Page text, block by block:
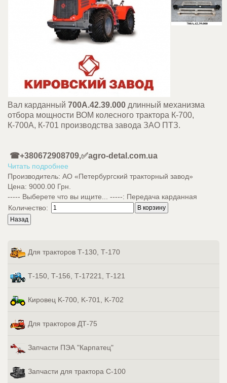
Вал карданный 700А.42.39.000 длинный механизма
отбора мощности ВОМ колесного трактора К-700,
К-700А, К-701 производства завода ЗАО ПТЗ.
☎+380672908709,✅agro-detal.com.ua
Читать подробнее
Производитель: АО «Петербургский тракторный завод»
Цена: 9000.00 Грн.
----- Выберете что вы ищите... -----: Передача карданная
Количество:
Для тракторов Т-130, Т-170
Т-150, Т-156, Т-17221, Т-121
Кировец K-700, K-701, K-702
Для тракторов ДТ-75
Запчасти ПЭА "Карпатец"
Запчасти для трактора С-100